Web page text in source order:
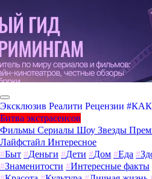
Эксклюзив Реалити Рецензии
Битва экстрасенсов
Фильмы Сериалы Шоу Звезды
Лайфстайл Интересное
#Быт #Деньги #Дети #Дом #Еда #
#Знаменитости #Интересные факты